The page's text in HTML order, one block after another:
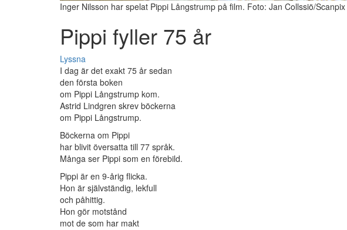
Inger Nilsson har spelat Pippi Långstrump på film. Foto: Jan Collssiö/Scanpix
Pippi fyller 75 år
Lyssna
I dag är det exakt 75 år sedan
den första boken
om Pippi Långstrump kom.
Astrid Lindgren skrev böckerna
om Pippi Långstrump.
Böckerna om Pippi
har blivit översatta till 77 språk.
Många ser Pippi som en förebild.
Pippi är en 9-årig flicka.
Hon är självständig, lekfull
och påhittig.
Hon gör motstånd
mot de som har makt